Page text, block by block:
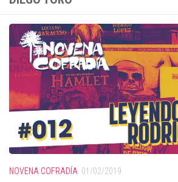
NOVENA COFRADÍA 01/02/2019